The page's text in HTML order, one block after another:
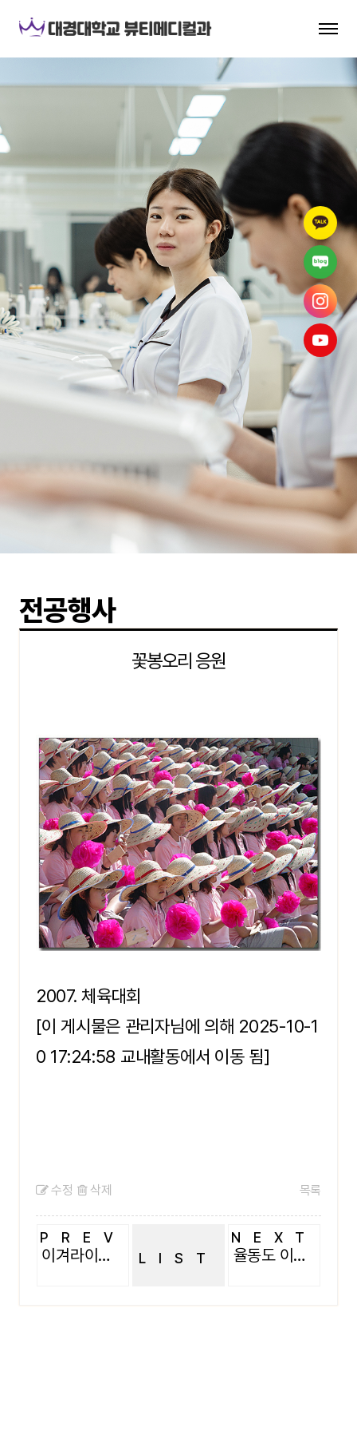
전공행사
꽃봉오리 응원
2007. 체육대회
[이 게시물은 관리자님에 의해 2025-10-1
0 17:24:58 교내활동에서 이동 됨]
수정 삭제 목록
PREV
이겨라이겨라 LIST
NEXT
율동도 이뿌게 하는 뷰티학생들